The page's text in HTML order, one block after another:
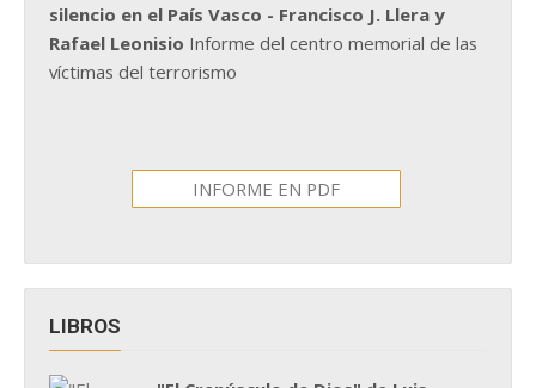
silencio en el País Vasco - Francisco J. Llera y
Rafael Leonisio Informe del centro memorial de las
víctimas del terrorismo
INFORME EN PDF
LIBROS